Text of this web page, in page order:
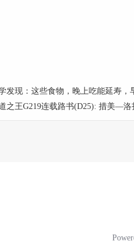
发现：这些食物，晚上吃能延寿，
之王G219连载路书(D25): 措美—洛